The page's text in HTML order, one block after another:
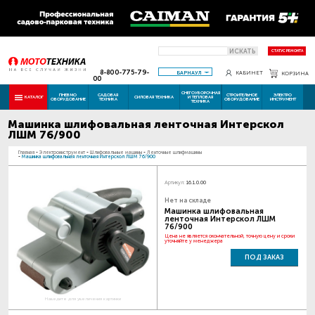
ИСКАТЬ СТАТУС РЕМОНТА
8-800-775-79-
00
БАРНАУЛ КАБИНЕТ КОРЗИНА
КАТАЛОГ ПНЕВМО
ОБОРУДОВАНИЕ
САДОВАЯ
ТЕХНИКА СИЛОВАЯ ТЕХНИКА
СНЕГОУБОРОЧНАЯ
И ТЕПЛОВАЯ
ТЕХНИКА
СТРОИТЕЛЬНОЕ
ОБОРУДОВАНИЕ
ЭЛЕКТРО
ИНСТРУМЕНТ
Машинка шлифовальная ленточная Интерскол
ЛШМ 76/900
Главная - Электроинструмент - Шлифовальные машины - Ленточные шлифмашины
- Машинка шлифовальная ленточная Интерскол ЛШМ 76/900
Наведите для увеличения картинки
Артикул: 16.1.0.00
Нет на складе
Машинка шлифовальная
ленточная Интерскол ЛШМ
76/900
Цена не является окончательной, точную цену и сроки
уточняйте у менеджера
ПОД ЗАКАЗ